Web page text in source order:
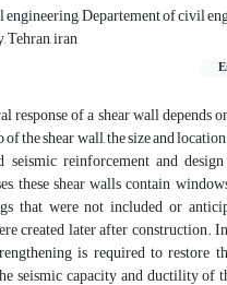
Departement of civil
iran
response of a shear wall depends
the shear wall, the size and
reinforcement and
these shear walls contain
that were not included or
created later after construction. In
is required to restore
seismic capacity and ductility of